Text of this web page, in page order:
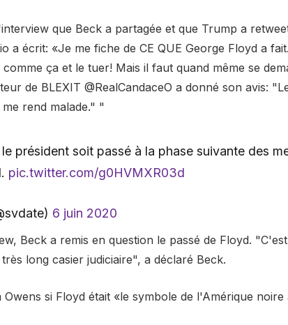
que Beck a partagée et que Trump a
a écrit: «Je me fiche de CE QUE George Floyd a
ça et le tuer! Mais il faut quand même se
de BLEXIT @RealCandaceO a donné son avis:
rend malade." "
président soit passé à la phase suivante des
pic.twitter.com/g0HVMXR03d
6 juin 2020
Beck a remis en question le passé de Floyd.
long casier judiciaire", a déclaré Beck.
Owens si Floyd était «le symbole de l'Amérique